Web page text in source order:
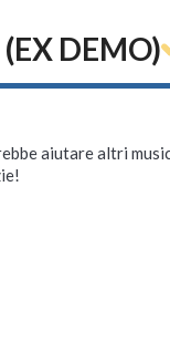
DEMO)
aiutare altri